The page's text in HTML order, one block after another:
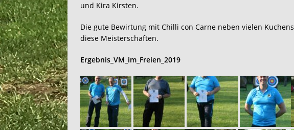
und Kira Kirsten.
Die gute Bewirtung mit Chilli con Carne neben vielen
diese Meisterschaften.
Ergebnis_VM_im_Freien_2019